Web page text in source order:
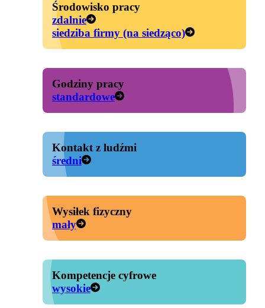
Środowisko pracy
zdalnie
siedziba firmy (na siedząco)
Godziny pracy
standardowe
Kontakt z ludźmi
średni
Wysiłek fizyczny
mały
Kompetencje cyfrowe
wysokie